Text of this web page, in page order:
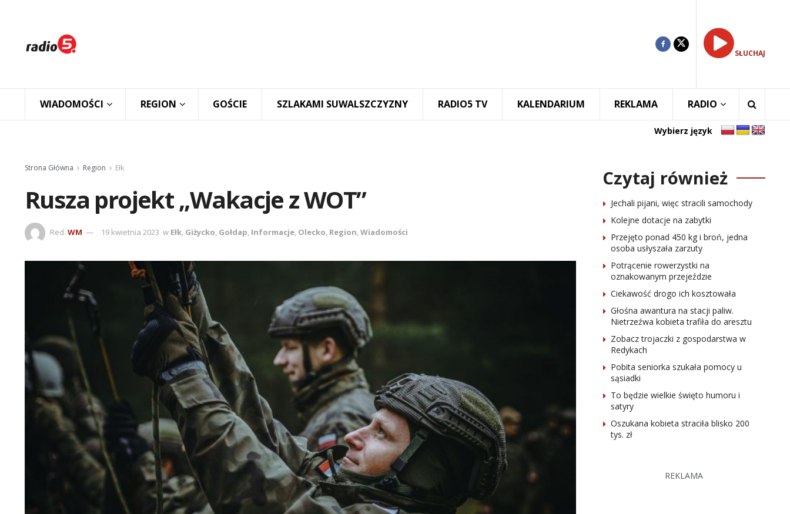
SŁUCHAJ
WIADOMOŚCI REGION GOŚCIE SZLAKAMI SUWALSZCZYZNY RADIO5 TV KALENDARIUM REKLAMA RADIO
Wybierz język
Strona Główna Region Ełk
Rusza projekt „Wakacje z WOT”
Red. WM 19 kwietnia 2023 w Ełk, Giżycko, Gołdap, Informacje, Olecko, Region,Wiadomości
Czytaj również
Jechali pijani, więc stracili samochody
Kolejne dotacje na zabytki
Przejęto ponad 450 kg i broń, jedna
osoba usłyszała zarzuty
Potrącenie rowerzystki na
oznakowanym przejeździe
Ciekawość drogo ich kosztowała
Głośna awantura na stacji paliw.
Nietrzeźwa kobieta trafiła do aresztu
Zobacz trojaczki z gospodarstwa w
Redykach
Pobita seniorka szukała pomocy u
sąsiadki
To będzie wielkie święto humoru i
satyry
Oszukana kobieta straciła blisko 200
tys. zł
REKLAMA